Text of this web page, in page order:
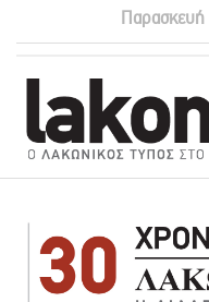
Παρασκευή